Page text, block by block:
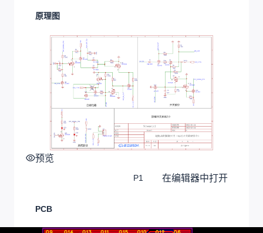
原理图
预览
P1 在编辑器中打开
PCB